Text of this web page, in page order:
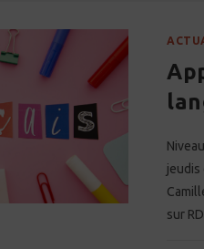
jeudis
sur